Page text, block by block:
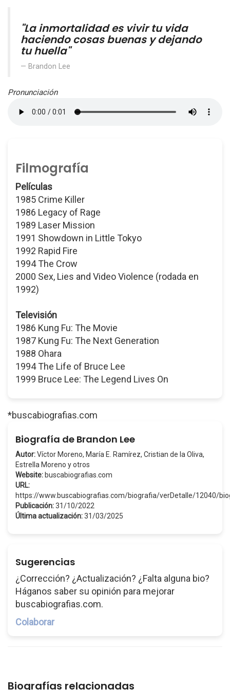
"La inmortalidad es vivir tu vida
haciendo cosas buenas y dejando
tu huella"
Brandon Lee
Pronunciación
Filmografía
Películas
1985 Crime Killer
1986 Legacy of Rage
1989 Laser Mission
1991 Showdown in Little Tokyo
1992 Rapid Fire
1994 The Crow
2000 Sex, Lies and Video Violence (rodada en
1992)
Televisión
1986 Kung Fu: The Movie
1987 Kung Fu: The Next Generation
1988 Ohara
1994 The Life of Bruce Lee
1999 Bruce Lee: The Legend Lives On
*buscabiografias.com
Biografía de Brandon Lee
Autor:Víctor Moreno, María E. Ramírez, Cristian de la Oliva,
Estrella Moreno y otros
Website: buscabiografias.com
URL:
https://www.buscabiografias.com/biografia/verDetalle/12040/
Publicación:31/10/2022
Última actualización:31/03/2025
Sugerencias
¿Corrección? ¿Actualización? ¿Falta alguna bio?
Háganos saber su opinión para mejorar
buscabiografias.com.
Colaborar
Biografías relacionadas